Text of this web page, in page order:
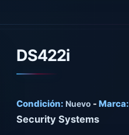
DS422i
Condición: Nuevo - Marca:
Security Systems